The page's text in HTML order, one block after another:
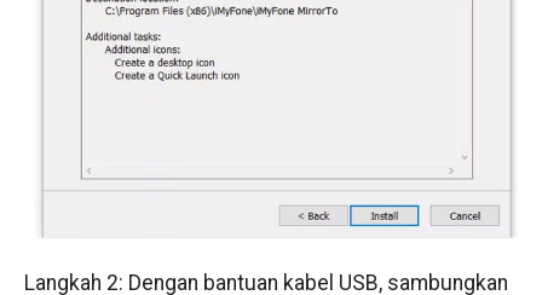
Langkah 2: Dengan bantuan kabel USB, sambungkan